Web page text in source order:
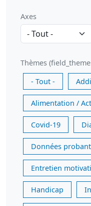
Axes
Thèmes
- Tout -
Alimentation /
Covid-19
Données
Entretien
Handicap